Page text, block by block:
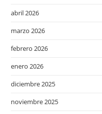
abril 2026
marzo 2026
febrero 2026
enero 2026
diciembre 2025
noviembre 2025